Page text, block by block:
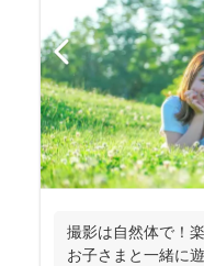
撮影は自然体で！
お子さまと一緒に